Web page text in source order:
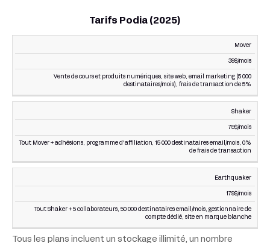
Tarifs Podia (2025)
PLAN
Mover
39$/mois
Vente de cours et produits numériques, site web, email marketing (5 000
destinataires/mois), frais de transaction de 5%
Shaker
79$/mois
Tout Mover + adhésions, programme d'affiliation, 15 000 destinataires email/mois, 0%
de frais de transaction
Earthquaker
179$/mois
Tout Shaker + 5 collaborateurs, 50 000 destinataires email/mois, gestionnaire de
compte dédié, site en marque blanche
Tous les plans incluent un stockage illimité, un nombre